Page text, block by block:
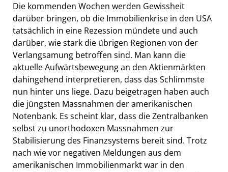
Die kommenden Wochen werden Gewissheit
darüber bringen, ob die Immobilienkrise in den USA
tatsächlich in eine Rezession mündete und auch
darüber, wie stark die übrigen Regionen von der
Verlangsamung betroffen sind. Man kann die
aktuelle Aufwärtsbewegung an den Aktienmärkten
dahingehend interpretieren, dass das Schlimmste
nun hinter uns liege. Dazu beigetragen haben auch
die jüngsten Massnahmen der amerikanischen
Notenbank. Es scheint klar, dass die Zentralbanken
selbst zu unorthodoxen Massnahmen zur
Stabilisierung des Finanzsystems bereit sind. Trotz
nach wie vor negativen Meldungen aus dem
amerikanischen Immobilienmarkt war in den